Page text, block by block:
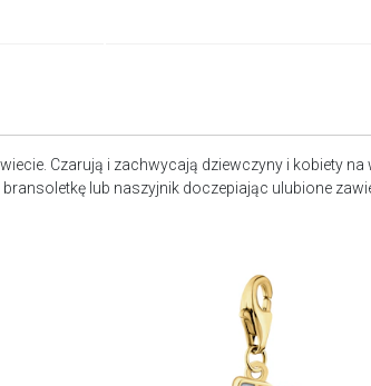
Czarują i zachwycają dziewczyny i kobiety
lub naszyjnik doczepiając ulubione